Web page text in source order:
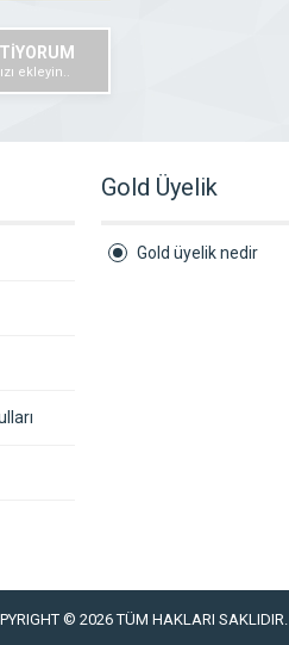
ekleyin..
Gold Üyelik
Gold üyelik nedir
© 2026 TÜM HAKLARI SAKLIDIR.